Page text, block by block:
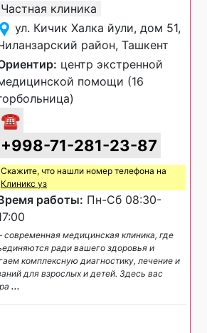
Частная клиника
ул. Кичик Халка йули, дом 51,
район, Ташкент
центр экстренной
помощи (16
☎
+998-71-281-23-87
Скажите, что нашли номер телефона на
Клиникс уз
работы: Пн-Сб 08:30-
медицинская клиника, где
ради вашего здоровья и
комплексную диагностику, лечение и
для взрослых и детей. Здесь вас
...